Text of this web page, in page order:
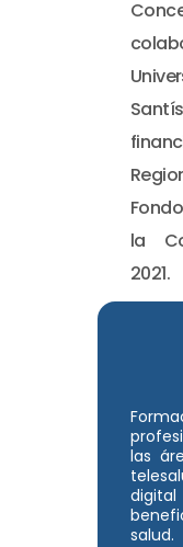
las
salud.
la
2021.